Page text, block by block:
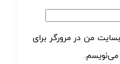
من در مرورگر برای
می‌نویسم.